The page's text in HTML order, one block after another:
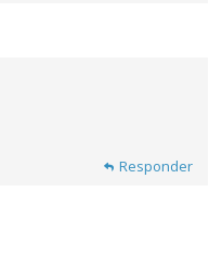
Responder
Responder